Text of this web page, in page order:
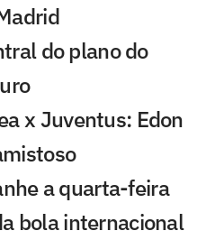
do plano do
x Juventus: Edon
a quarta-feira
bola internacional